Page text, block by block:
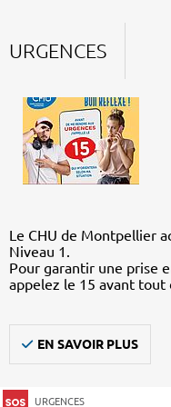
URGENCES
Le CHU de Montpellier
Niveau 1.
Pour garantir une prise
appelez le 15 avant tout
EN SAVOIR PLUS
URGENCES